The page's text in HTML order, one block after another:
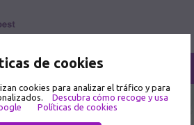
de cookies
cookies para analizar el tráfico y para
Descubra cómo recoge y usa
Políticas de cookies
Sur / San Bernabé
en San Bernabé 🥇